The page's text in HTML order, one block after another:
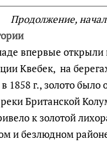
Продолжение,
впервые открыли
Квебек, на
1858 г., золото было
реки Британской
к золотой
и безлюдном